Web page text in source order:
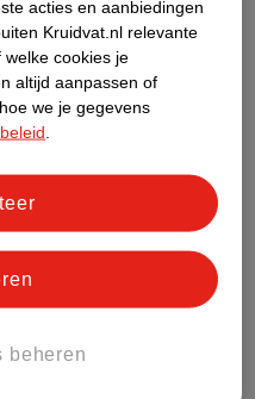
of jeukende
van:
wit, waterig en ruikt naar
meestal minder.
weer afscheiding bij,
acties en aanbiedingen
Kruidvat.nl relevante
welke cookies je
altijd aanpassen of
we je gegevens
beheren